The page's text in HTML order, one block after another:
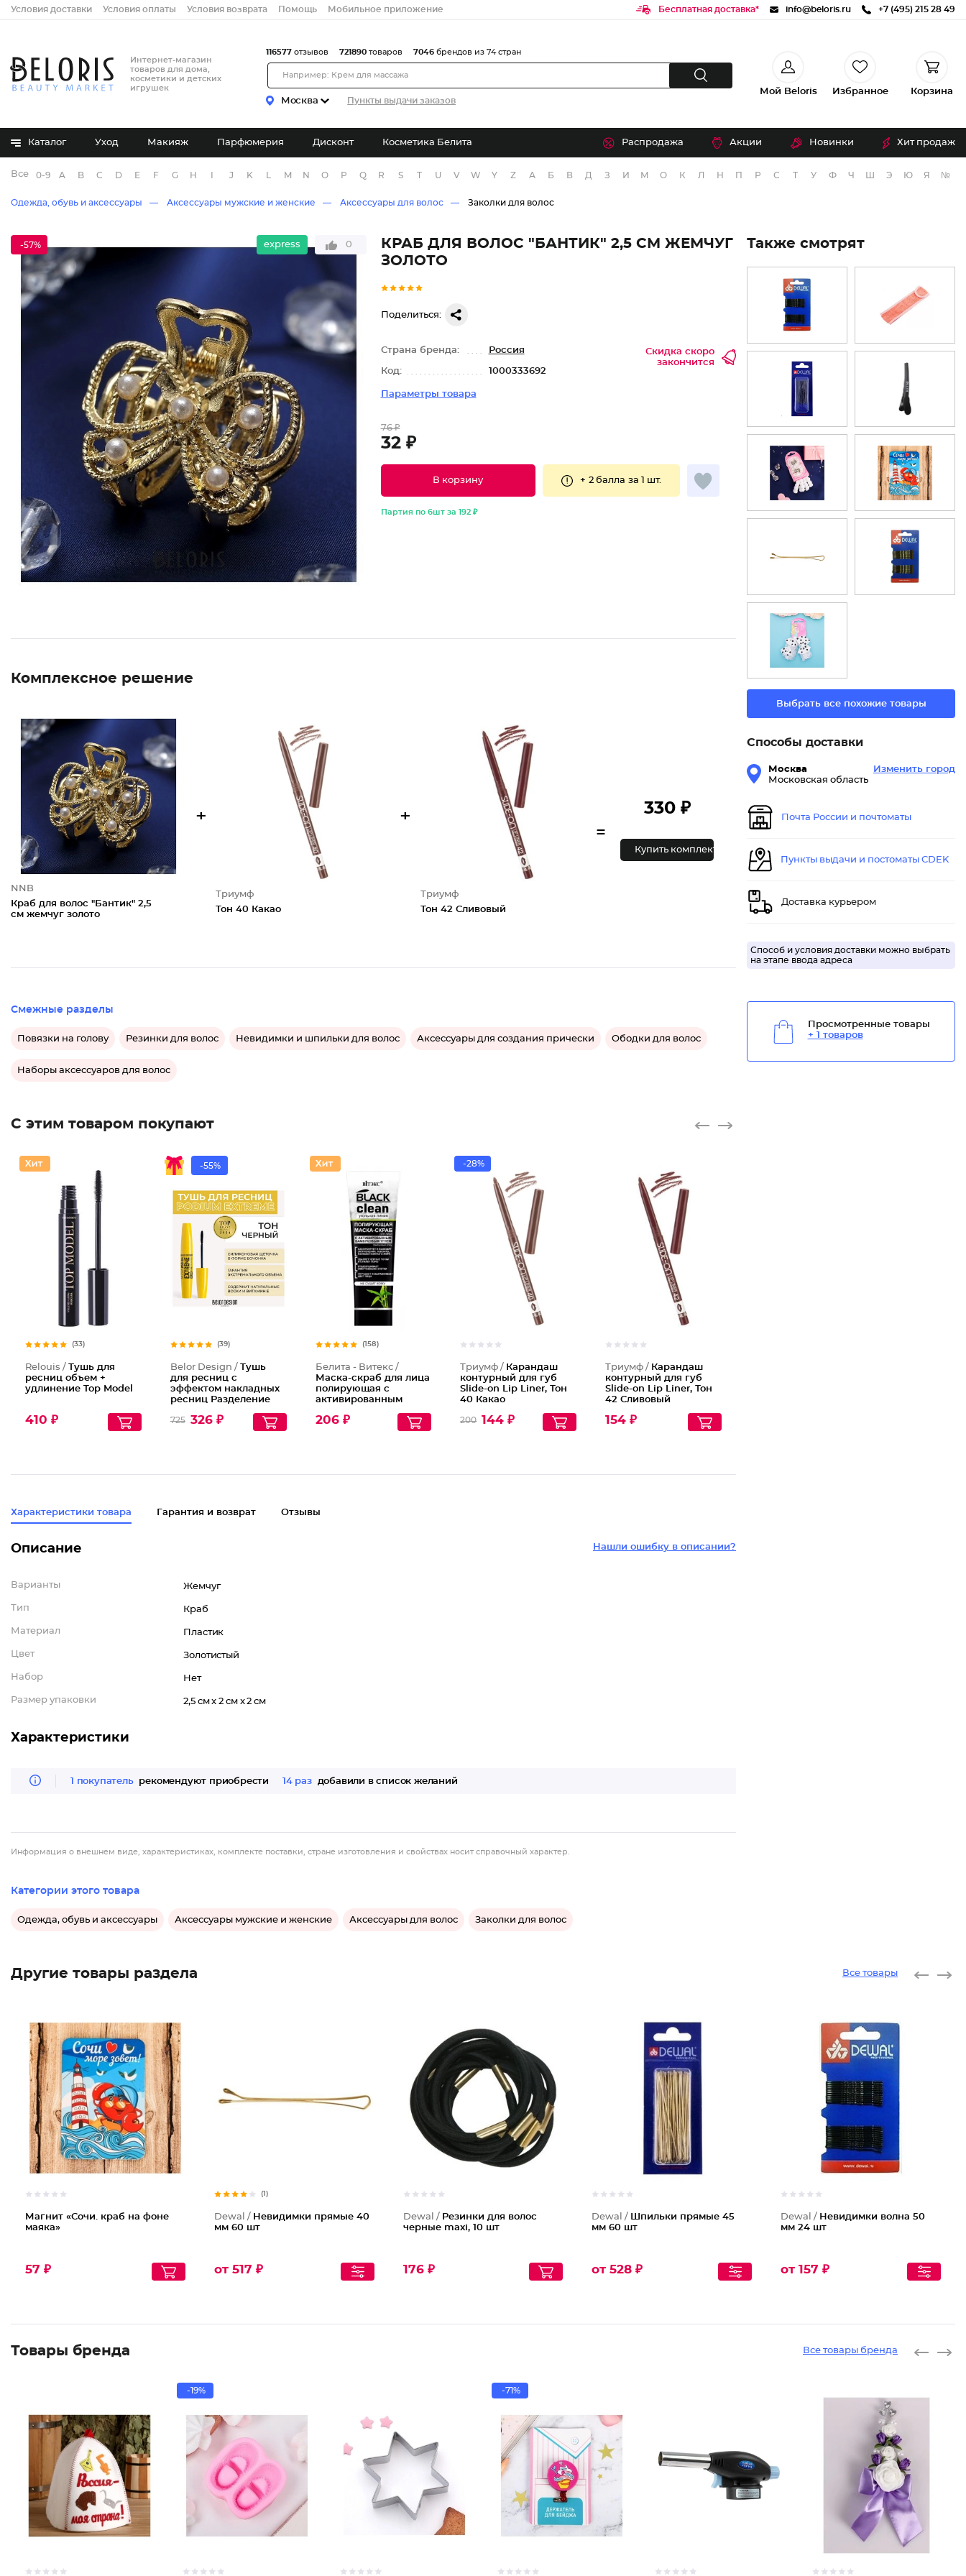
Условия доставки Условия оплаты Условия возврата Помощь Мобильное приложение Бесплатная доставка* info@beloris.ru +7 (495) 215 28 49
Интернет-магазин
товаров для дома,
косметики и детских
игрушек
Москва Пункты выдачи заказов
116577 отзывов 721890 товаров 7046 брендов из 74 стран
Мой Beloris Избранное Корзина
Каталог Уход Макияж Парфюмерия Дисконт Косметика Белита Распродажа Акции Новинки Хит продаж
Все бренды
0-9 A B C D E F G H J K M N O P Q R S T U V W Y Z А Б В Д З И М О К Л Н П Р С Т У Ф Ч Э Ю Я №
Одежда, обувь и аксессуары Аксессуары мужские и женские Аксессуары для волос Заколки для волос
-57% express 0
КРАБ ДЛЯ ВОЛОС "БАНТИК" 2,5 СМ ЖЕМЧУГ
ЗОЛОТО
Поделиться:
Страна бренда: Россия
Код: 1000333692
Скидка скоро
закончится
Параметры товара
76 ₽
32 ₽
В корзину + 2 балла за 1 шт.
Партия по 6шт за 192 ₽
Комплексное решение
NNB
Краб для волос "Бантик" 2,5
см жемчуг золото
+
Триумф
Тон 40 Какао
+
Триумф
Тон 42 Сливовый
=
330 ₽
Купить комплект
Смежные разделы
Повязки на голову Резинки для волос Невидимки и шпильки для волос Аксессуары для создания прически Ободки для волос
Наборы аксессуаров для волос
С этим товаром покупают
(33)
Relouis / Тушь для
ресниц объем +
удлинение Top Model
410 ₽
-55%
(39)
Belor Design / Тушь
для ресниц с
эффектом накладных
ресниц Разделение
extreme
725 326 ₽
(158)
Белита - Витекс /
Маска-скраб для лица
полирующая с
активированным
Black Clean
206 ₽
-28%
Триумф / Карандаш
контурный для губ
Slide-on Lip Liner, Тон
40 Какао
200 144 ₽
Триумф / Карандаш
контурный для губ
Slide-on Lip Liner, Тон
42 Сливовый
154 ₽
Характеристики товара Гарантия и возврат Отзывы
Нашли ошибку в описании?
Описание
Варианты Жемчуг
Тип Краб
Материал Пластик
Цвет Золотистый
Набор Нет
Размер упаковки 2,5 см x 2 см x 2 см
Характеристики
1 покупатель рекомендуют приобрести 14 раз добавили в список желаний
Информация о внешнем виде, характеристиках, комплекте поставки, стране изготовления и свойствах носит справочный характер.
Также смотрят
Выбрать все похожие товары
Способы доставки
Москва
Московская область
Изменить город
Почта России и почтоматы
Пункты выдачи и постоматы CDEK
Доставка курьером
Способ и условия доставки можно выбрать
на этапе ввода адреса
Просмотренные товары
+ 1 товаров
Категории этого товара
Одежда, обувь и аксессуары Аксессуары мужские и женские Аксессуары для волос Заколки для волос
Другие товары раздела Все товары
Магнит «Сочи. краб на фоне
маяка»
57 ₽
(1)
Dewal / Невидимки прямые 40
мм 60 шт
от 517 ₽
Dewal / Резинки для волос
черные maxi, 10 шт
176 ₽
Dewal / Шпильки прямые 45
мм 60 шт
от 528 ₽
Dewal / Невидимки волна 50
мм 24 шт
от 157 ₽
Товары бренда Все товары бренда
-19% -71%